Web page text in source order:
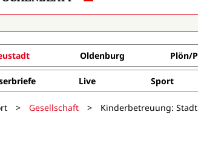
Oldenburg Plön/
Live Sport
> Gesellschaft > Kinderbetreuung: